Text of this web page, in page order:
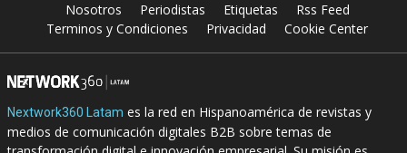
Nosotros Periodistas Etiquetas
Rss Feed
Terminos y Condiciones
Privacidad Cookie Center
Nextwork360 Latam es la red en Hispanoamérica de revistas y
medios de comunicación digitales B2B sobre temas de